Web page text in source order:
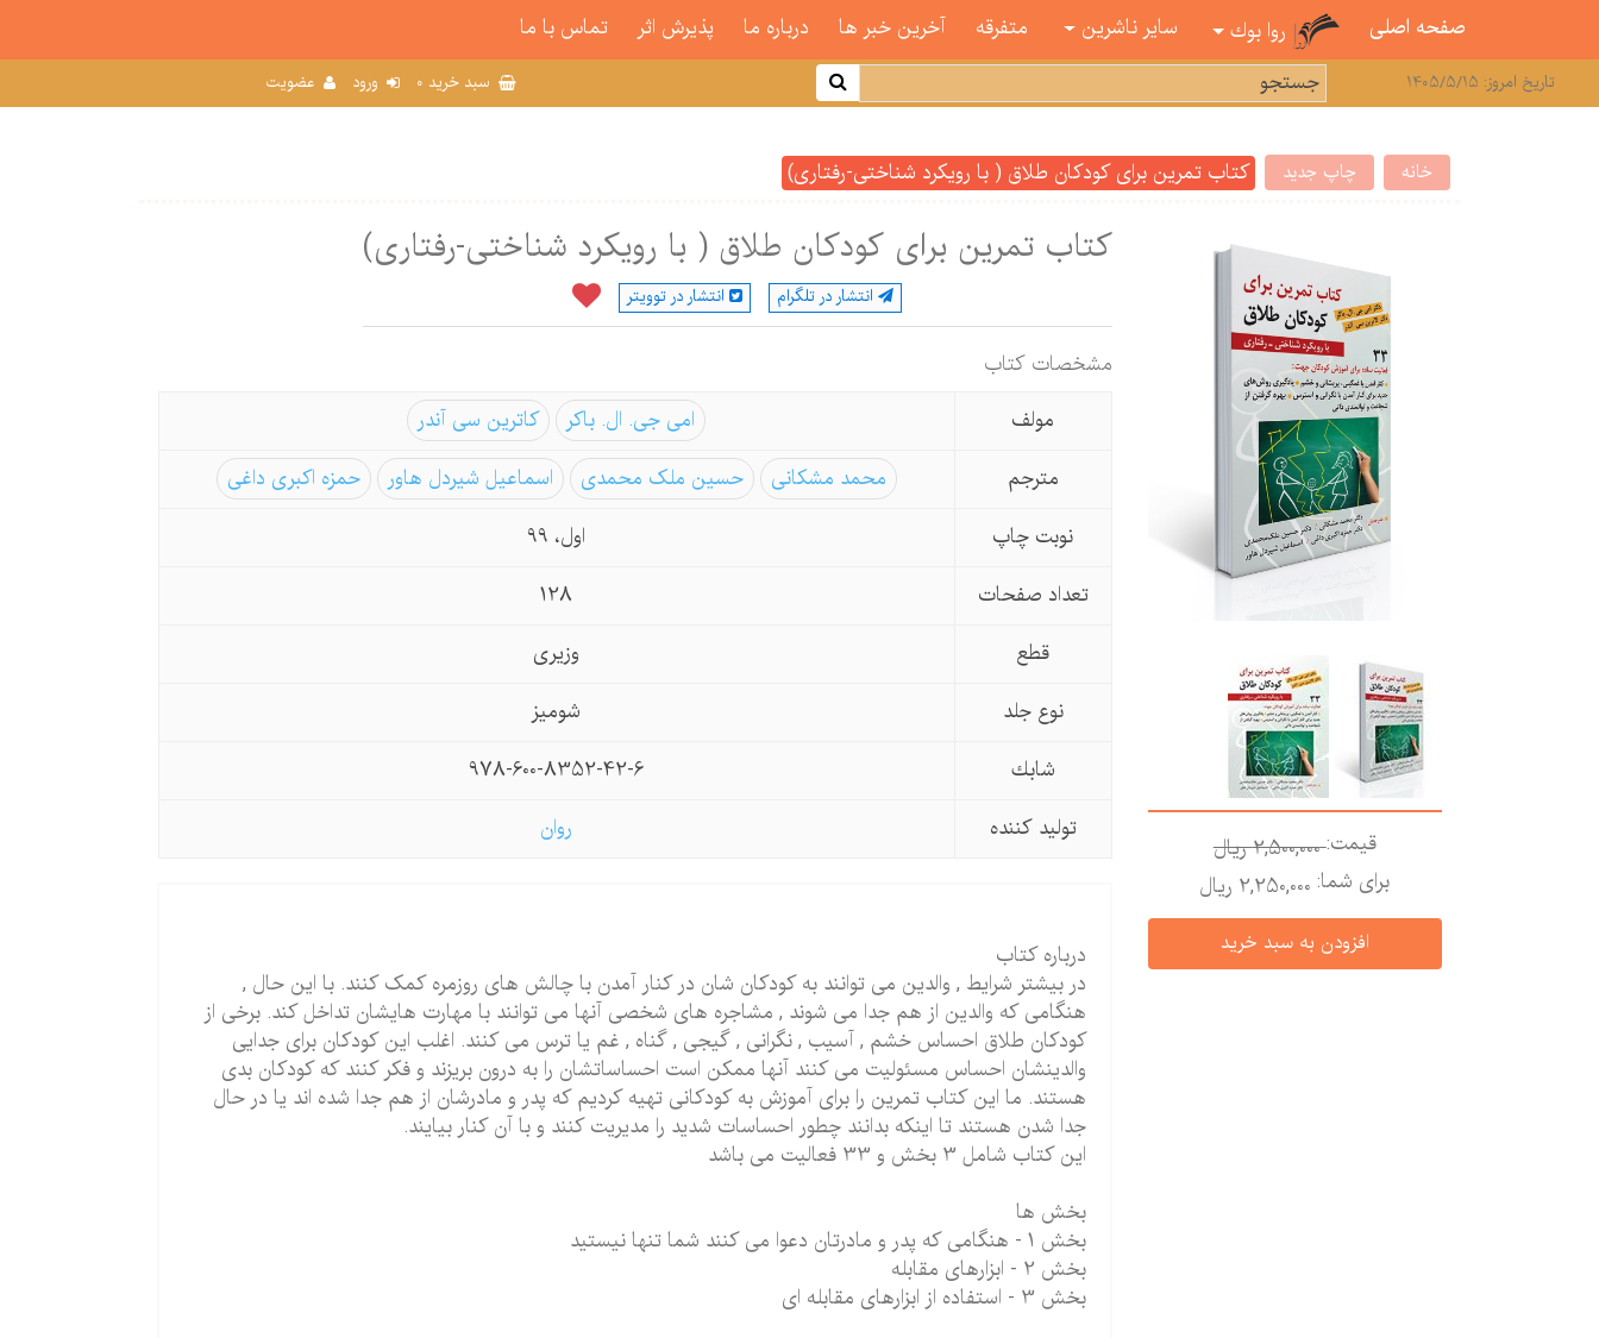
صفحه اصلی روا بوك سایر ناشرین متفرقه آخرین خبر ها درباره ما پذیرش اثر تماس با ما
تاریخ امروز: 1405/5/15 سبد خرید 0 ورود عضویت
خانه چاپ جدید کتاب تمرین برای کودکان طلاق ( با رویکرد شناختی-رفتاری)
قیمت:2,500,000 ريال
برای شما: 2,250,000 ريال
کتاب تمرین برای کودکان طلاق ( با رویکرد شناختی-رفتاری)
انتشار در تلگرام انتشار در توویتر
مشخصات كتاب
مولف
امی جی. ال. باکر
کاترین سی آندر
مترجم
محمد مشکانی حسین ملک محمدی اسماعیل شیردل هاور
حمزه اکبری داغی
نوبت چاپ
اول، 99
تعداد صفحات
128
قطع
وزیری
نوع جلد
شومیز
شابك
978-600-8352-42-6
تولید كننده
روان
درباره کتاب
در بیشتر شرایط , والدین می توانند به کودکان شان در کنار آمدن با چالش های روزمره کمک کنند. با این حال ,
هنگامی که والدین از هم جدا می شوند , مشاجره های شخصی آنها می توانند با مهارت هایشان تداخل کند. برخی از
کودکان طلاق احساس خشم , آسیب , نگرانی , گیجی , گناه , غم یا ترس می کنند. اغلب این کودکان برای جدایی
والدینشان احساس مسئولیت می کنند آنها ممکن است احساساتشان را به درون بریزند و فکر کنند که کودکان بدی
هستند. ما این کتاب تمرین را برای آموزش به کودکانی تهیه کردیم که پدر و مادرشان از هم جدا شده اند یا در حال
جدا شدن هستند تا اینکه بدانند چطور احساسات شدید را مدیریت کنند و با آن کنار بیایند.
این کتاب شامل 3 بخش و 33 فعالیت می باشد
بخش ها
بخش 1 - هنگامی که پدر و مادرتان دعوا می کنند شما تنها نیستید
بخش 2 - ابزارهای مقابله
بخش 3 - استفاده از ابزارهای مقابله ای